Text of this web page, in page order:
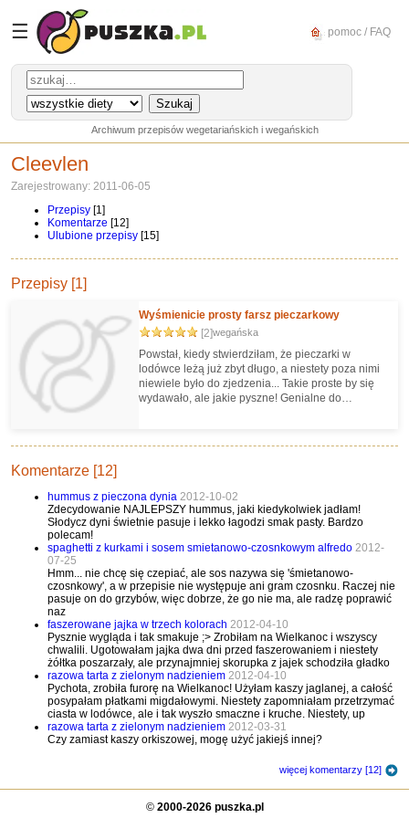
☰ pomoc / FAQ
Archiwum przepisów wegetariańskich i wegańskich
Cleevlen
Zarejestrowany: 2011-06-05
Przepisy [1]
Komentarze [12]
Ulubione przepisy [15]
Przepisy [1]
Wyśmienicie prosty farsz pieczarkowy
[2]wegańska
Powstał, kiedy stwierdziłam, że pieczarki w
lodówce leżą już zbyt długo, a niestety poza nimi
niewiele było do zjedzenia... Takie proste by się
wydawało, ale jakie pyszne! Genialne do
Komentarze [12]
hummus z pieczona dynia 2012-10-02
Zdecydowanie NAJLEPSZY hummus, jaki kiedykolwiek jadłam!
Słodycz dyni świetnie pasuje i lekko łagodzi smak pasty. Bardzo
polecam!
spaghetti z kurkami i sosem smietanowo-czosnkowym alfredo 2012-
07-25
Hmm... nie chcę się czepiać, ale sos nazywa się 'śmietanowo-
czosnkowy', a w przepisie nie występuje ani gram czosnku. Raczej nie
pasuje on do grzybów, więc dobrze, że go nie ma, ale radzę poprawić
naz
faszerowane jajka w trzech kolorach 2012-04-10
Pysznie wygląda i tak smakuje ;> Zrobiłam na Wielkanoc i wszyscy
chwalili. Ugotowałam jajka dwa dni przed faszerowaniem i niestety
żółtka poszarzały, ale przynajmniej skorupka z jajek schodziła gładko
razowa tarta z zielonym nadzieniem 2012-04-10
Pychota, zrobiła furorę na Wielkanoc! Użyłam kaszy jaglanej, a całość
posypałam płatkami migdałowymi. Niestety zapomniałam przetrzymać
ciasta w lodówce, ale i tak wyszło smaczne i kruche. Niestety, up
razowa tarta z zielonym nadzieniem 2012-03-31
Czy zamiast kaszy orkiszowej, mogę użyć jakiejś innej?
więcej komentarzy [12]
© 2000-2026 puszka.pl